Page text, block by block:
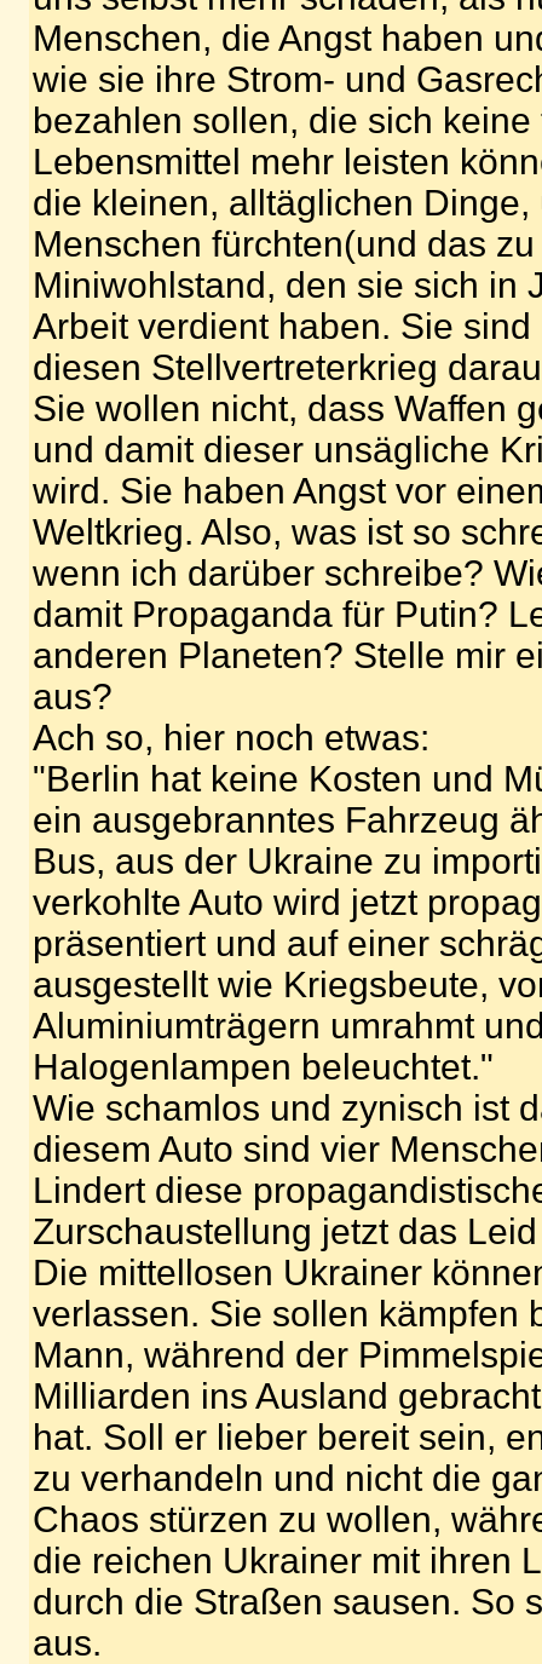
Menschen, die Angst haben
wie sie ihre Strom- und
bezahlen sollen, die sich keine
Lebensmittel mehr leisten
die kleinen, alltäglichen Dinge,
Menschen fürchten(und das
Miniwohlstand, den sie sich in
Arbeit verdient haben. Sie
diesen Stellvertreterkrieg
Sie wollen nicht, dass Waffen
und damit dieser unsägliche
wird. Sie haben Angst vor
Weltkrieg. Also, was ist so
wenn ich darüber schreibe?
damit Propaganda für Putin?
anderen Planeten? Stelle mir
aus?
Ach so, hier noch etwas:
"Berlin hat keine Kosten und
ein ausgebranntes Fahrzeug
Bus, aus der Ukraine zu
verkohlte Auto wird jetzt
präsentiert und auf einer
ausgestellt wie Kriegsbeute,
Aluminiumträgern umrahmt
Halogenlampen beleuchtet."
Wie schamlos und zynisch ist
diesem Auto sind vier
Lindert diese
Zurschaustellung jetzt das
Die mittellosen Ukrainer
verlassen. Sie sollen kämpfen
Mann, während der
Milliarden ins Ausland
hat. Soll er lieber bereit sein,
zu verhandeln und nicht die
Chaos stürzen zu wollen,
die reichen Ukrainer mit ihren
durch die Straßen sausen. So
aus.